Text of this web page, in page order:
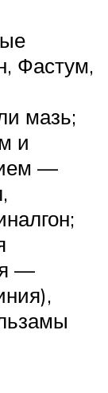
Фастум,
мазь;
и
—
—